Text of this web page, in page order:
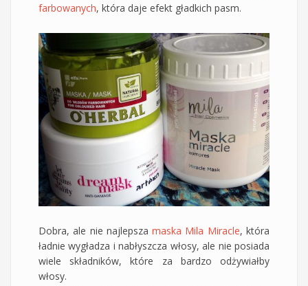
farbowanych, która daje efekt gładkich pasm.
Dobra, ale nie najlepszamaska Mila Miracle, która
ładnie wygładza i nabłyszcza włosy, ale nie posiada
wiele składników, które za bardzo odżywiałby
włosy.